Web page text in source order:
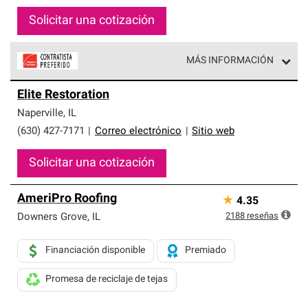
Solicitar una cotización
MÁS INFORMACIÓN
parte de una red exclusiva de profesionales de techos
que cumplen con altos estándares y requisitos estrictos
de profesionalismo y confiabilidad.
Elite Restoration
Naperville, IL
(630) 427-7171
Correo electrónico Sitio web
Solicitar una cotización
AmeriPro Roofing
Downers Grove, IL
Financiación disponible Premiado
Promesa de reciclaje de tejas
★ 4.35
2188 reseñas